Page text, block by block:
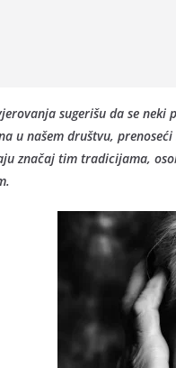
sugerišu da se
u našem društvu,
značaj tim tradicijama,